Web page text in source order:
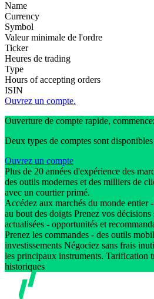
Name
Currency
Symbol
Valeur minimale de l'ordre
Ticker
Heures de trading
Type
Hours of accepting orders
ISIN
Ouvrez un compte.
Ouverture de compte rapide,
Deux types de comptes sont
Ouvrez un compte
Plus de 20 années d'expérience des
des outils modernes et des milliers de
avec un courtier primé.
Accédez aux marchés du monde entier
au bout des doigts Prenez vos décisions
actualisées - opportunités et
Prenez les commandes - des outils
investissements Négociez sans frais
les principaux instruments. Tarification
historiques